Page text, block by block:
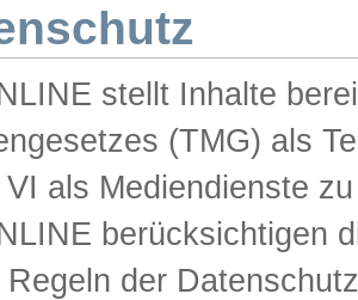
stellt Inhalte
(TMG) als
als Mediendienste
berücksichtigen
der